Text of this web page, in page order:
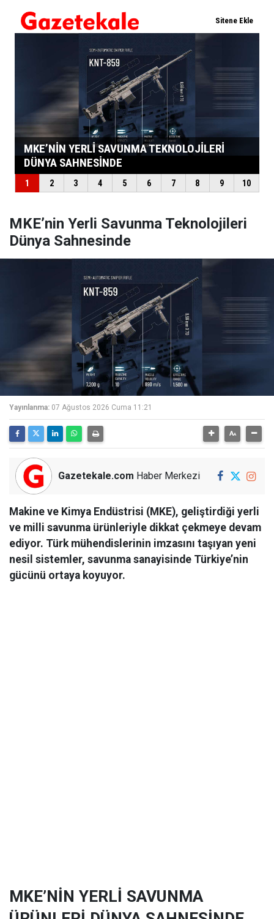
MKE’nin Yerli Savunma Teknolojileri
Dünya Sahnesinde
Yayınlanma: 07 Ağustos 2026 Cuma 11:21
Gazetekale.com Haber Merkezi
Makine ve Kimya Endüstrisi (MKE), geliştirdiği yerli
ve milli savunma ürünleriyle dikkat çekmeye devam
ediyor. Türk mühendislerinin imzasını taşıyan yeni
nesil sistemler, savunma sanayisinde Türkiye’nin
gücünü ortaya koyuyor.
MKE’NİN YERLİ SAVUNMA